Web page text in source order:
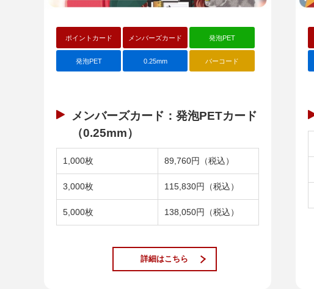
ポイントカード メンバーズカード 発泡PET
発泡PET 0.25mm バーコード
メンバーズカード：発泡PETカード
（0.25mm）
1,000枚 89,760円（税込）
3,000枚 115,830円（税込）
5,000枚 138,050円（税込）
詳細はこちら